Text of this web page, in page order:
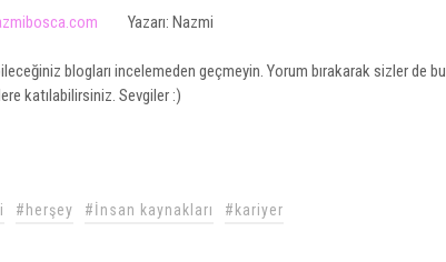
Yazarı: Nazmi
blogları incelemeden geçmeyin. Yorum bırakarak sizler de bu
katılabilirsiniz. Sevgiler :)
#herşey #İnsan kaynakları
#kariyer